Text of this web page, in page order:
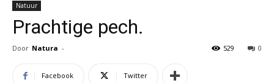
Natuur
Prachtige pech.
Door Natura - 0
529
Facebook Twitter